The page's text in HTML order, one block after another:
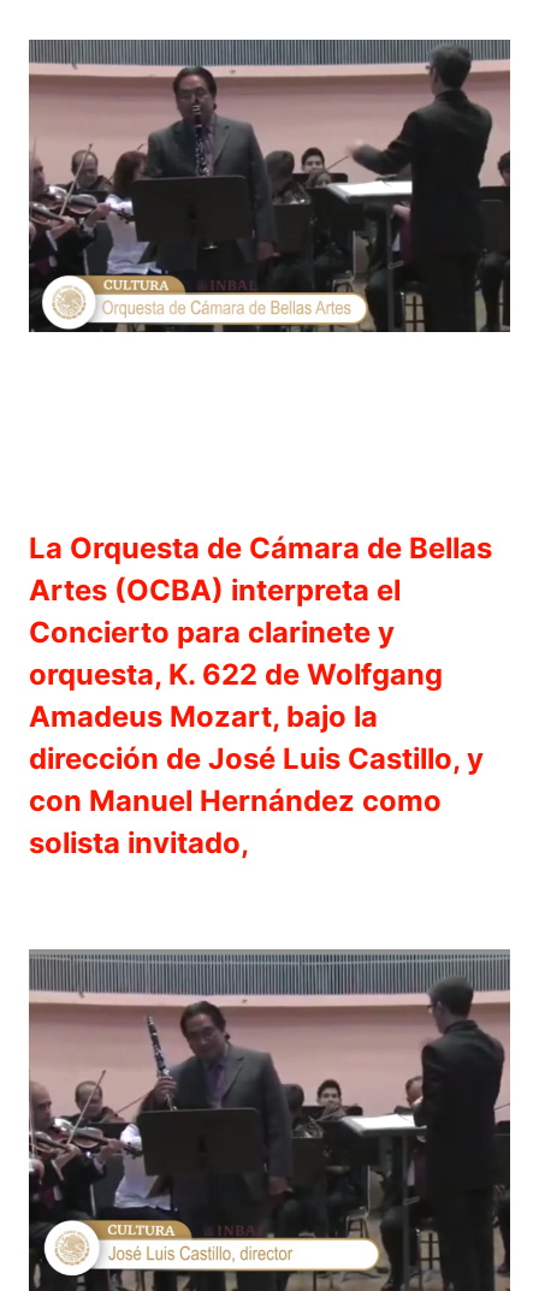
La Orquesta de Cámara de Bellas
Artes (OCBA) interpreta el
Concierto para clarinete y
orquesta, K. 622 de Wolfgang
Amadeus Mozart, bajo la
dirección de José Luis Castillo, y
con Manuel Hernández como
solista invitado,